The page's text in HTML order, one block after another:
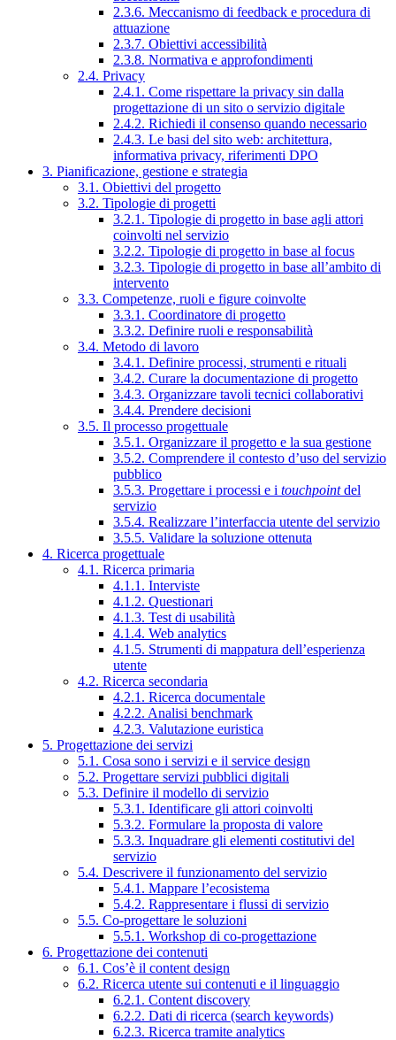
2.3.6. Meccanismo di feedback e procedura di
attuazione
2.3.7. Obiettivi accessibilità
2.3.8. Normativa e approfondimenti
2.4. Privacy
2.4.1. Come rispettare la privacy sin dalla
progettazione di un sito o servizio digitale
2.4.2. Richiedi il consenso quando necessario
2.4.3. Le basi del sito web: architettura,
informativa privacy, riferimenti DPO
3. Pianificazione, gestione e strategia
3.1. Obiettivi del progetto
3.2. Tipologie di progetti
3.2.1. Tipologie di progetto in base agli attori
coinvolti nel servizio
3.2.2. Tipologie di progetto in base al focus
3.2.3. Tipologie di progetto in base all’ambito di
intervento
3.3. Competenze, ruoli e figure coinvolte
3.3.1. Coordinatore di progetto
3.3.2. Definire ruoli e responsabilità
3.4. Metodo di lavoro
3.4.1. Definire processi, strumenti e rituali
3.4.2. Curare la documentazione di progetto
3.4.3. Organizzare tavoli tecnici collaborativi
3.4.4. Prendere decisioni
3.5. Il processo progettuale
3.5.1. Organizzare il progetto e la sua gestione
3.5.2. Comprendere il contesto d’uso del servizio
pubblico
3.5.3. Progettare i processi e i touchpointdel
servizio
3.5.4. Realizzare l’interfaccia utente del servizio
3.5.5. Validare la soluzione ottenuta
4. Ricerca progettuale
4.1. Ricerca primaria
4.1.1. Interviste
4.1.2. Questionari
4.1.3. Test di usabilità
4.1.4. Web analytics
4.1.5. Strumenti di mappatura dell’esperienza
utente
4.2. Ricerca secondaria
4.2.1. Ricerca documentale
4.2.2. Analisi benchmark
4.2.3. Valutazione euristica
5. Progettazione dei servizi
5.1. Cosa sono i servizi e il service design
5.2. Progettare servizi pubblici digitali
5.3. Definire il modello di servizio
5.3.1. Identificare gli attori coinvolti
5.3.2. Formulare la proposta di valore
5.3.3. Inquadrare gli elementi costitutivi del
servizio
5.4. Descrivere il funzionamento del servizio
5.4.1. Mappare l’ecosistema
5.4.2. Rappresentare i flussi di servizio
5.5. Co-progettare le soluzioni
5.5.1. Workshop di co-progettazione
6. Progettazione dei contenuti
6.1. Cos’è il content design
6.2. Ricerca utente sui contenuti e il linguaggio
6.2.1. Content discovery
6.2.2. Dati di ricerca (search keywords)
6.2.3. Ricerca tramite analytics